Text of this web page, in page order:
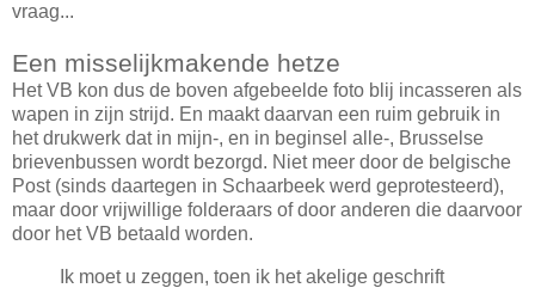
vraag...
Een misselijkmakende hetze
Het VB kon dus de boven afgebeelde foto blij incasseren als
wapen in zijn strijd. En maakt daarvan een ruim gebruik in
het drukwerk dat in mijn-, en in beginsel alle-, Brusselse
brievenbussen wordt bezorgd. Niet meer door de belgische
Post (sinds daartegen in Schaarbeek werd geprotesteerd),
maar door vrijwillige folderaars of door anderen die daarvoor
door het VB betaald worden.
Ik moet u zeggen, toen ik het akelige geschrift